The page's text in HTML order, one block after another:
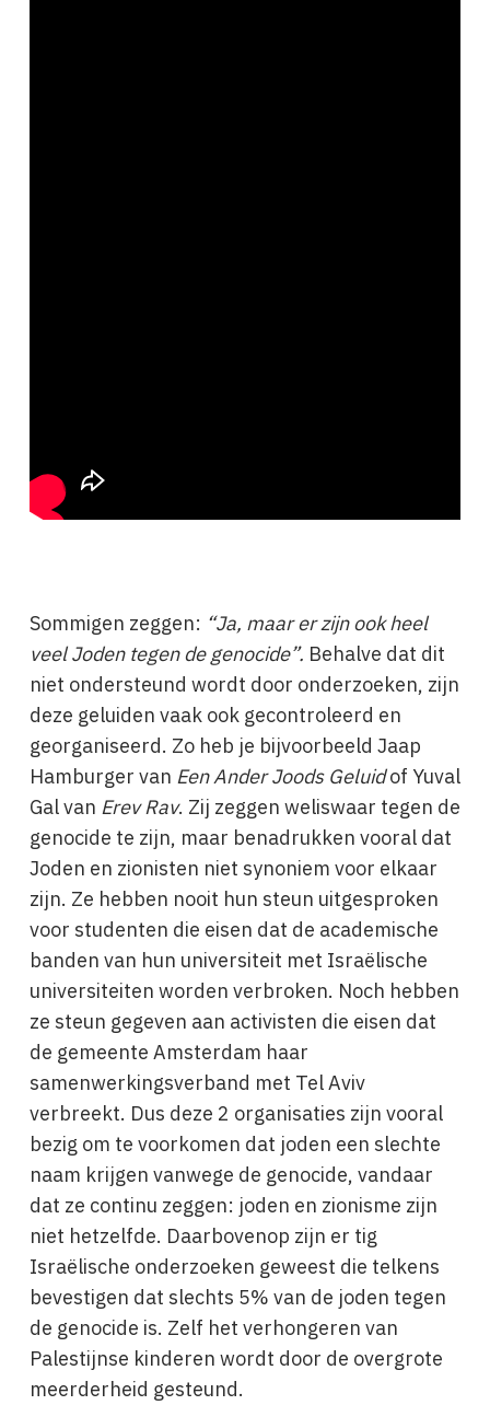
Sommigen zeggen: “Ja, maar er zijn ook heel
veel Joden tegen de genocide”. Behalve dat dit
niet ondersteund wordt door onderzoeken, zijn
deze geluiden vaak ook gecontroleerd en
georganiseerd. Zo heb je bijvoorbeeld Jaap
Hamburger van Een Ander Joods Geluidof Yuval
Gal van Erev Rav. Zij zeggen weliswaar tegen de
genocide te zijn, maar benadrukken vooral dat
Joden en zionisten niet synoniem voor elkaar
zijn. Ze hebben nooit hun steun uitgesproken
voor studenten die eisen dat de academische
banden van hun universiteit met Israëlische
universiteiten worden verbroken. Noch hebben
ze steun gegeven aan activisten die eisen dat
de gemeente Amsterdam haar
samenwerkingsverband met Tel Aviv
verbreekt. Dus deze 2 organisaties zijn vooral
bezig om te voorkomen dat joden een slechte
naam krijgen vanwege de genocide, vandaar
dat ze continu zeggen: joden en zionisme zijn
niet hetzelfde. Daarbovenop zijn er tig
Israëlische onderzoeken geweest die telkens
bevestigen dat slechts 5% van de joden tegen
de genocide is. Zelf het verhongeren van
Palestijnse kinderen wordt door de overgrote
meerderheid gesteund.